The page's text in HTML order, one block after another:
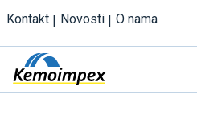
Kontakt Novosti O nama